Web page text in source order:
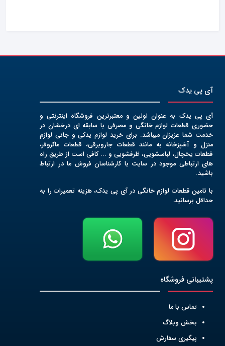
آی پی یدک
آی پی یدک به عنوان اولین و معتبرترین فروشگاه اینترنتی و
حضوری قطعات لوازم خانگی و مصرفی با سابقه ای درخشان در
خدمت شما عزیزان میباشد. برای خرید لوازم یدکی و جانی لوازم
منزل و آشپزخانه به مانند قطعات جاروبرقی، قطعات ماکروفر،
قطعات یخچال، لباسشویی، ظرفشویی و ... کافی است از طریق راه
های ارتباطی موجود در سایت با کارشناسان فروش ما در ارتباط
باشید.
با تامین قطعات لوازم خانگی در آی پی یدک، هزینه تعمیرات را به
حداقل برسانید.
پشتیبانی فروشگاه
تماس با ما
بخش وبلاگ
پیگیری سفارش